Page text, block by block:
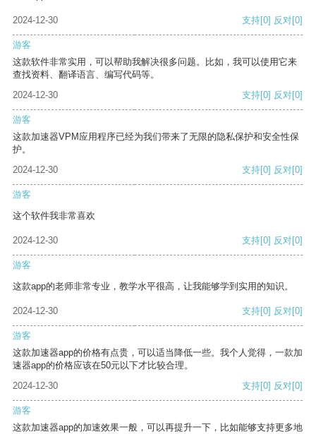
2024-12-30 支持[0] 反对[0]
游客
这款软件非常实用，可以帮助我解决很多问题。比如，我可以使用它来
查找资料、翻译语言、编写代码等。
2024-12-30
支持[0] 反对[0]
游客
这款加速器VPM应用程序已经为我们带来了无限的隐私保护和安全性保
护。
2024-12-30
支持[0] 反对[0]
游客
这个软件我非常喜欢
2024-12-30 支持[0] 反对[0]
游客
这款app的老师非常专业，教学水平很高，让我能够学到实用的知识。
2024-12-30 支持[0] 反对[0]
游客
这款加速器app的价格有点贵，可以适当降低一些。我个人觉得，一款加
速器app的价格应该在50元以下才比较合理。
2024-12-30
支持[0] 反对[0]
游客
这款加速器app的加速效果一般，可以再提升一下，比如能够支持更多地